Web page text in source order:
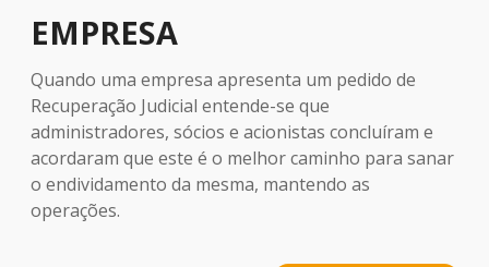
EMPRESA
Quando uma empresa apresenta um pedido de
Recuperação Judicial entende-se que
administradores, sócios e acionistas concluíram e
acordaram que este é o melhor caminho para sanar
o endividamento da mesma, mantendo as
operações.